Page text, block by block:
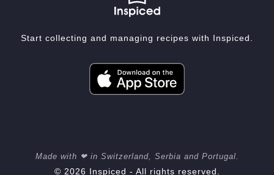
Start collecting and managing recipes with Inspiced.
Made with ❤ in Switzerland, Serbia and Portugal.
© 2026 Inspiced - All rights reserved.